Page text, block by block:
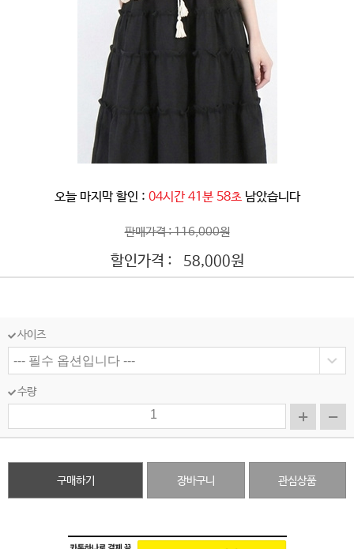
오늘 마지막 할인 : 04시간 41분 55초 남았습니다
판매가격 : 116,000원
할인가격 : 58,000원
사이즈
수량
구매하기 장바구니 관심상품